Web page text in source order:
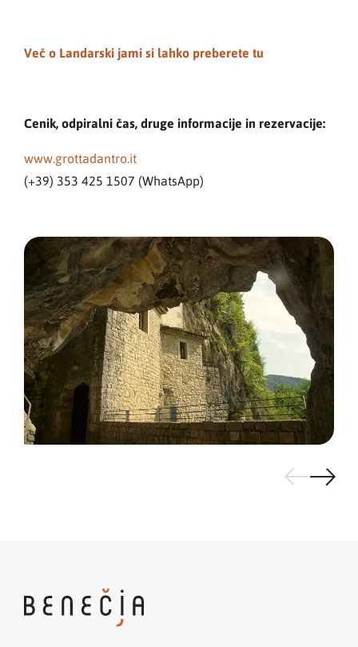
Več o Landarski jami si lahko preberete tu
Cenik, odpiralni čas, druge informacije in rezervacije:
www.grottadantro.it
(+39) 353 425 1507 (WhatsApp)